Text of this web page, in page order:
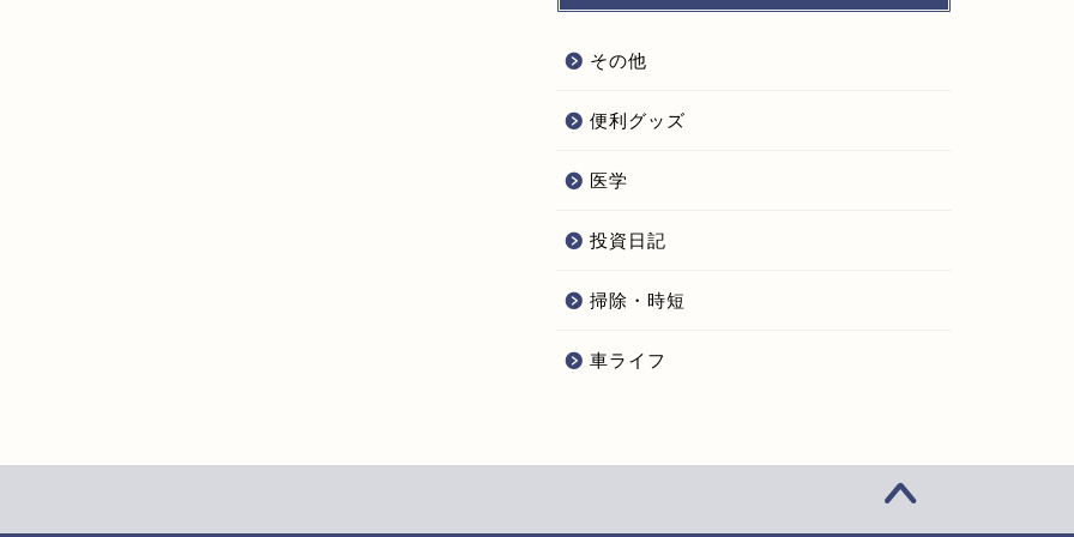
その他
便利グッズ
医学
投資日記
掃除・時短
車ライフ